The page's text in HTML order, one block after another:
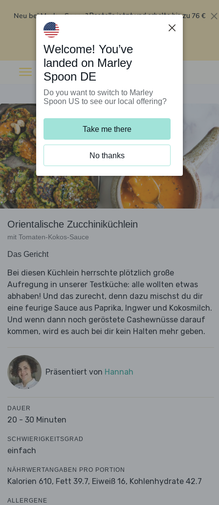
Neu bei Marley Spoon?Bestelle jetzt und erhalte bis zu 76 €
Rabatt auf deine ersten fünf Boxen
Orientalische Zucchiniküchlein
mit Tomaten-Kokos-Sauce
Das Gericht
Bei diesen Küchlein herrschte plötzlich große
Aufregung in unserer Testküche: alle wollten etwas
abhaben! Und das zurecht, denn dazu mischst du dir
eine feurige Sauce aus Paprika, Ingwer und Kokosmilch.
Und wenn dann noch geröstete Cashewnüsse darauf
kommen, wird es auch bei dir kein Halten mehr geben.
Präsentiert von Hannah
DAUER
20 - 30 Minuten
SCHWIERIGKEITSGRAD
einfach
NÄHRWERTANGABEN PRO PORTION
Kalorien 610, Fett 39.7, Eiweiß 16, Kohlenhydrate 42.7
ALLERGENE
Welcome! You’ve
landed on Marley
Spoon DE
Do you want to switch to Marley
Spoon US to see our local offering?
Take me there
No thanks